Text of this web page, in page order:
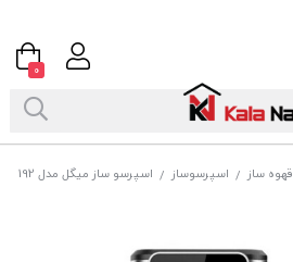
قهوه ساز / اسپرسوساز / اسپرسو ساز میگل مدل GEM 192
0